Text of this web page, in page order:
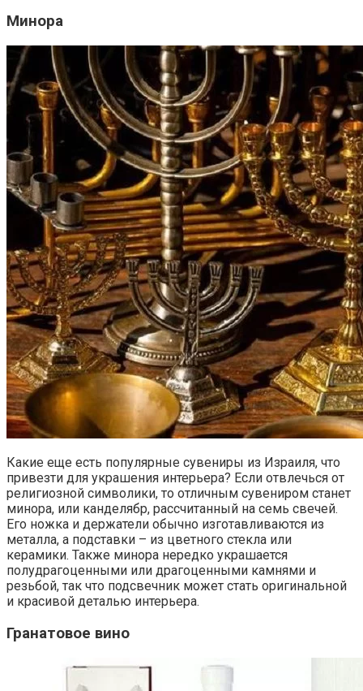
Минора
Какие еще есть популярные сувениры из Израиля, что
привезти для украшения интерьера? Если отвлечься от
религиозной символики, то отличным сувениром станет
минора, или канделябр, рассчитанный на семь свечей.
Его ножка и держатели обычно изготавливаются из
металла, а подставки – из цветного стекла или
керамики. Также минора нередко украшается
полудрагоценными или драгоценными камнями и
резьбой, так что подсвечник может стать оригинальной
и красивой деталью интерьера.
Гранатовое вино